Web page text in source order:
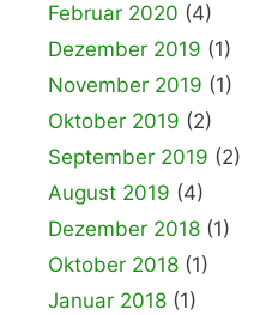
Februar 2020 (4)
Dezember 2019 (1)
November 2019 (1)
Oktober 2019 (2)
September 2019 (2)
August 2019 (4)
Dezember 2018 (1)
Oktober 2018 (1)
Januar 2018 (1)